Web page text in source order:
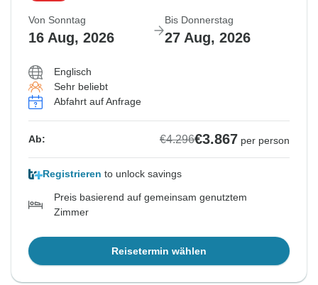
Von Sonntag
16 Aug, 2026
Bis Donnerstag
27 Aug, 2026
Englisch
Sehr beliebt
Abfahrt auf Anfrage
Ab: €4.296€3.867 per person
Registrieren to unlock savings
Preis basierend auf gemeinsam genutztem
Zimmer
Reisetermin wählen